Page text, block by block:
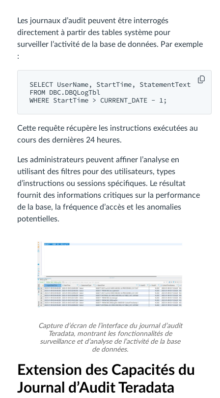
Les journaux d’audit peuvent être interrogés
directement à partir des tables système pour
surveiller l’activité de la base de données. Par exemple
:
SELECT UserName, StartTime, StatementText
FROM DBC.DBQLogTbl
Cette requête récupère les instructions exécutées au
cours des dernières 24 heures.
Les administrateurs peuvent affiner l’analyse en
utilisant des filtres pour des utilisateurs, types
d’instructions ou sessions spécifiques. Le résultat
fournit des informations critiques sur la performance
de la base, la fréquence d’accès et les anomalies
potentielles.
Capture d’écran de l’interface du journal d’audit
Teradata, montrant les fonctionnalités de
surveillance et d’analyse de l’activité de la base
de données.
Extension des Capacités du
Journal d’Audit Teradata